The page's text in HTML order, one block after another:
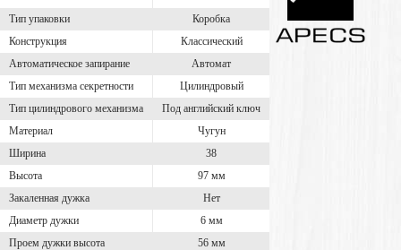
Тип упаковки
Коробка
Конструкция
Классический
Автоматическое запирание
Автомат
Тип механизма секретности
Цилиндровый
Тип цилиндрового механизма
Под английский ключ
Материал
Чугун
Ширина
38
Высота
97 мм
Закаленная дужка
Нет
Диаметр дужки
6 мм
Проем дужки высота
56 мм